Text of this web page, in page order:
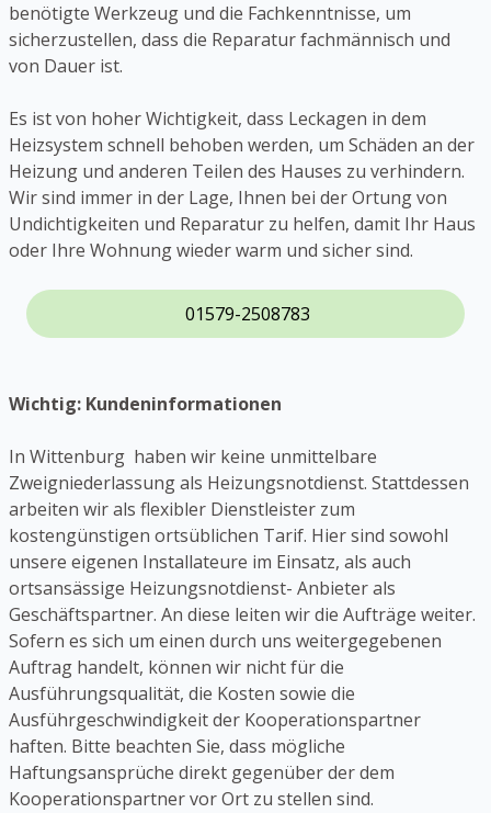
benötigte Werkzeug und die Fachkenntnisse, um
sicherzustellen, dass die Reparatur fachmännisch und
von Dauer ist.
Es ist von hoher Wichtigkeit, dass Leckagen in dem
Heizsystem schnell behoben werden, um Schäden an der
Heizung und anderen Teilen des Hauses zu verhindern.
Wir sind immer in der Lage, Ihnen bei der Ortung von
Undichtigkeiten und Reparatur zu helfen, damit Ihr Haus
oder Ihre Wohnung wieder warm und sicher sind.
01579-2508783
Wichtig: Kundeninformationen
In Wittenburg haben wir keine unmittelbare
Zweigniederlassung als Heizungsnotdienst. Stattdessen
arbeiten wir als flexibler Dienstleister zum
kostengünstigen ortsüblichen Tarif. Hier sind sowohl
unsere eigenen Installateure im Einsatz, als auch
ortsansässige Heizungsnotdienst- Anbieter als
Geschäftspartner. An diese leiten wir die Aufträge weiter.
Sofern es sich um einen durch uns weitergegebenen
Auftrag handelt, können wir nicht für die
Ausführungsqualität, die Kosten sowie die
Ausführgeschwindigkeit der Kooperationspartner
haften. Bitte beachten Sie, dass mögliche
Haftungsansprüche direkt gegenüber der dem
Kooperationspartner vor Ort zu stellen sind.